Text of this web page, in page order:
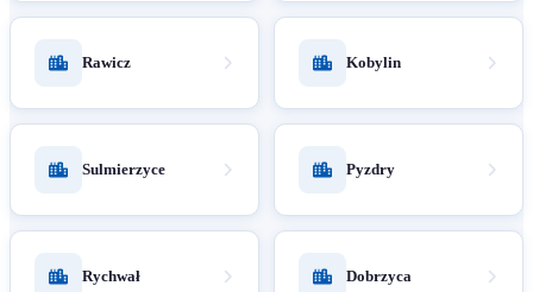
Rawicz Kobylin
Sulmierzyce Pyzdry
Rychwał Dobrzyca